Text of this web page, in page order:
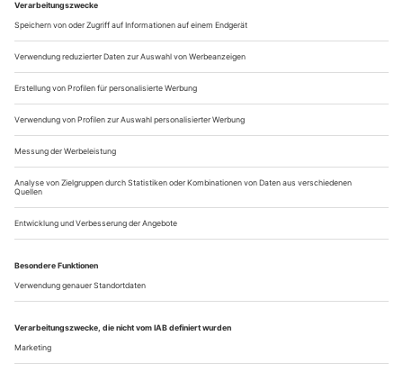
viele Mädchen träumen davon, und die junge Julie Cox aus
Bethesda war da keine Ausnahme. Als sie 1985 an die Schule
des American Ballet Theatre (ABT) kam, hätte das Timing
kaum glücklicher sein können: Mikhail Baryshnikov führt
gerade Castings für seinen Film...
amsterdam: Salomon und harren
eszter salamon «reproduction», trajal harrell «the return of the
modern dance»
Kleine Gruppen von jungen Männern, die durch die
nachmittägliche Stadt spazieren und ihren Nachwuchs in
Kinderwagen vor sich herschieben – in Schweden kein
seltener Anblick. Hier wird die Gleichberechtigung der
Geschlechter ernst genommen und vorbildlich umgesetzt.
Acht schnauzbärtige junge Männer betreten die Bühne, ihre
Kleidung ein zeitloser Mix aus legeren...